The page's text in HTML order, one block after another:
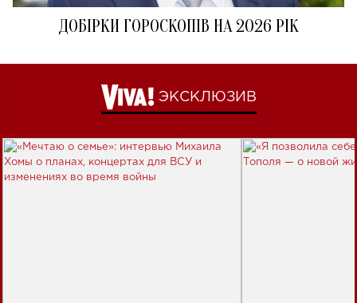
ДОБІРКИ ГОРОСКОПІВ НА 2026 РІК
ЭКСКЛЮЗИВ